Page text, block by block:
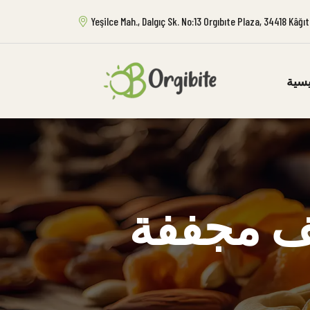
Yeşilce Mah., Dalgıç Sk. No:13 Orgıbıte Plaza, 34418
مجففة